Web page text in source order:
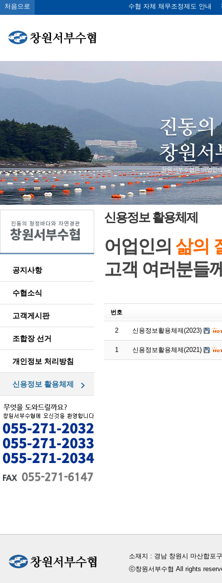
처음으로 수협 자체 채무조정제도 안내
공지사항
수협소식
고객게시판
조합장 선거
개인정보 처리방침
신용정보 활용체제
신용정보 활용체제
어업인의 삶의
고객 여러분들
번호
2 신용정보활용체제(2023)
1 신용정보활용체제(2021)
소재지 : 경남 창원시 마산합포
ⓒ창원서부수협 All rights